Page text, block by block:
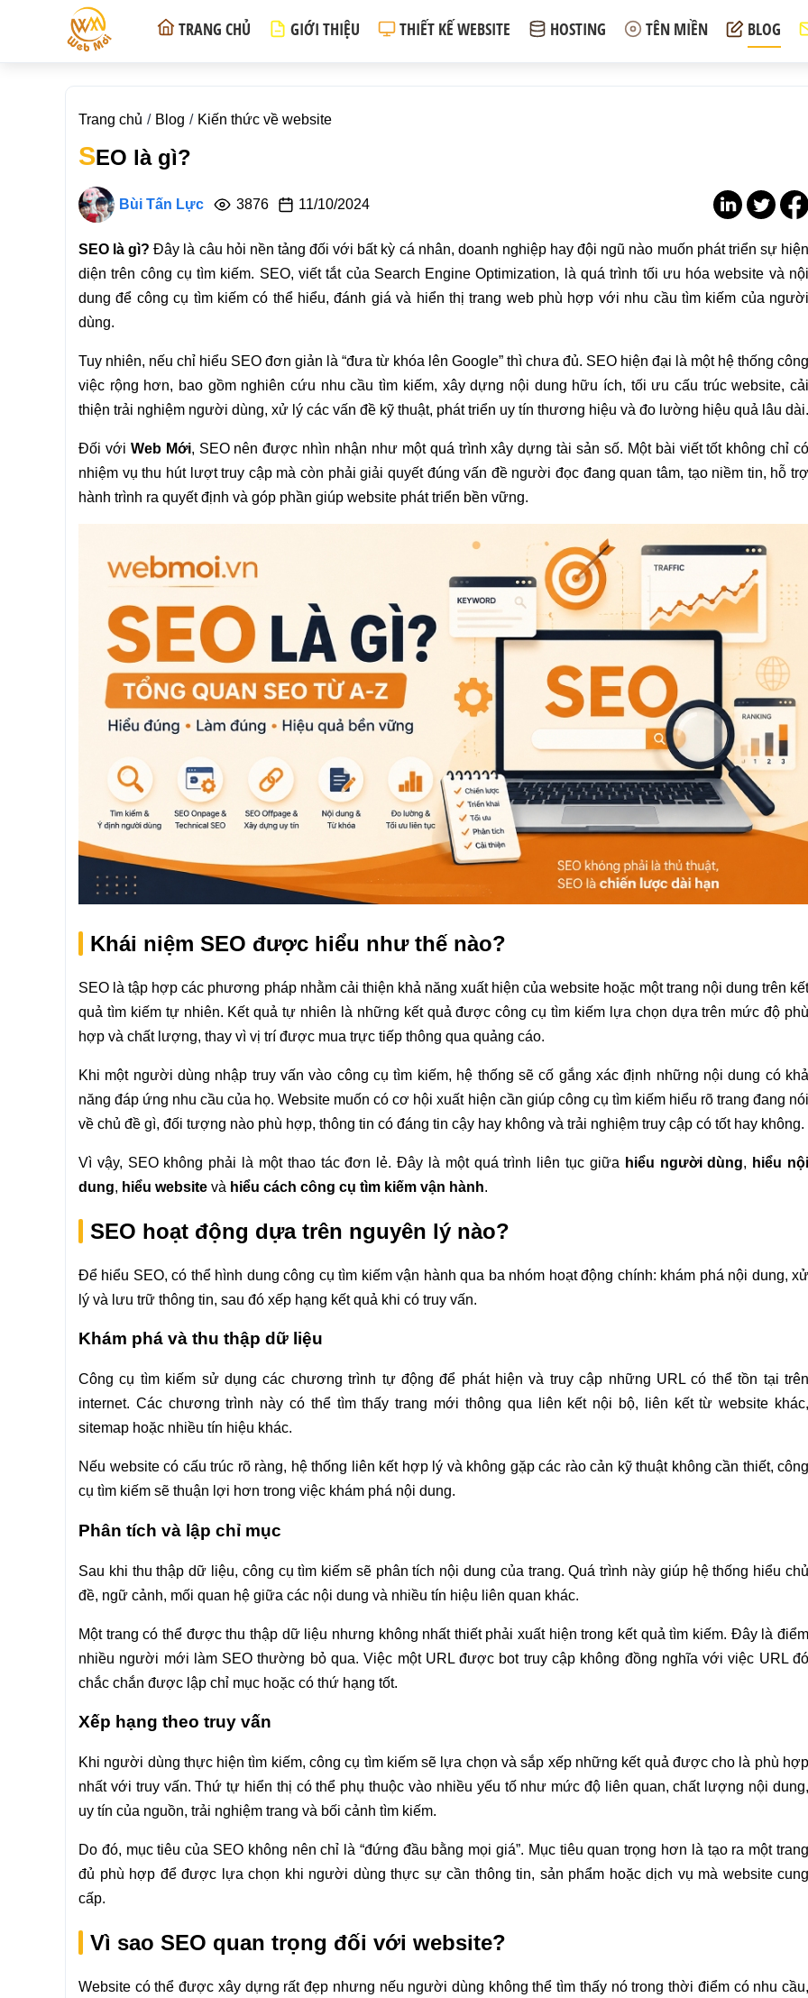
TRANG CHỦ GIỚI THIỆU THIẾT KẾ WEBSITE HOSTING TÊN MIỀN BLOG
Trang chủ Blog Kiến thức về website
SEO là gì?
Bùi Tấn Lực 3876 11/10/2024
SEO là gì? Đây là câu hỏi nền tảng đối với bất kỳ cá nhân, doanh nghiệp hay đội ngũ nào muốn phát triển sự hiện
diện trên công cụ tìm kiếm. SEO, viết tắt của Search Engine Optimization, là quá trình tối ưu hóa website và nội
dung để công cụ tìm kiếm có thể hiểu, đánh giá và hiển thị trang web phù hợp với nhu cầu tìm kiếm của người
dùng.
Tuy nhiên, nếu chỉ hiểu SEO đơn giản là “đưa từ khóa lên Google” thì chưa đủ. SEO hiện đại là một hệ thống công
việc rộng hơn, bao gồm nghiên cứu nhu cầu tìm kiếm, xây dựng nội dung hữu ích, tối ưu cấu trúc website, cải
thiện trải nghiệm người dùng, xử lý các vấn đề kỹ thuật, phát triển uy tín thương hiệu và đo lường hiệu quả lâu dài.
Đối với Web Mới, SEO nên được nhìn nhận như một quá trình xây dựng tài sản số. Một bài viết tốt không chỉ có
nhiệm vụ thu hút lượt truy cập mà còn phải giải quyết đúng vấn đề người đọc đang quan tâm, tạo niềm tin, hỗ trợ
hành trình ra quyết định và góp phần giúp website phát triển bền vững.
Khái niệm SEO được hiểu như thế nào?
SEO là tập hợp các phương pháp nhằm cải thiện khả năng xuất hiện của website hoặc một trang nội dung trên kết
quả tìm kiếm tự nhiên. Kết quả tự nhiên là những kết quả được công cụ tìm kiếm lựa chọn dựa trên mức độ phù
hợp và chất lượng, thay vì vị trí được mua trực tiếp thông qua quảng cáo.
Khi một người dùng nhập truy vấn vào công cụ tìm kiếm, hệ thống sẽ cố gắng xác định những nội dung có khả
năng đáp ứng nhu cầu của họ. Website muốn có cơ hội xuất hiện cần giúp công cụ tìm kiếm hiểu rõ trang đang nói
về chủ đề gì, đối tượng nào phù hợp, thông tin có đáng tin cậy hay không và trải nghiệm truy cập có tốt hay không.
Vì vậy, SEO không phải là một thao tác đơn lẻ. Đây là một quá trình liên tục giữa hiểu người dùng, hiểu nội
dung, hiểu website và hiểu cách công cụ tìm kiếm vận hành.
SEO hoạt động dựa trên nguyên lý nào?
Để hiểu SEO, có thể hình dung công cụ tìm kiếm vận hành qua ba nhóm hoạt động chính: khám phá nội dung, xử
lý và lưu trữ thông tin, sau đó xếp hạng kết quả khi có truy vấn.
Khám phá và thu thập dữ liệu
Công cụ tìm kiếm sử dụng các chương trình tự động để phát hiện và truy cập những URL có thể tồn tại trên
internet. Các chương trình này có thể tìm thấy trang mới thông qua liên kết nội bộ, liên kết từ website khác,
sitemap hoặc nhiều tín hiệu khác.
Nếu website có cấu trúc rõ ràng, hệ thống liên kết hợp lý và không gặp các rào cản kỹ thuật không cần thiết, công
cụ tìm kiếm sẽ thuận lợi hơn trong việc khám phá nội dung.
Phân tích và lập chỉ mục
Sau khi thu thập dữ liệu, công cụ tìm kiếm sẽ phân tích nội dung của trang. Quá trình này giúp hệ thống hiểu chủ
đề, ngữ cảnh, mối quan hệ giữa các nội dung và nhiều tín hiệu liên quan khác.
Một trang có thể được thu thập dữ liệu nhưng không nhất thiết phải xuất hiện trong kết quả tìm kiếm. Đây là điểm
nhiều người mới làm SEO thường bỏ qua. Việc một URL được bot truy cập không đồng nghĩa với việc URL đó
chắc chắn được lập chỉ mục hoặc có thứ hạng tốt.
Xếp hạng theo truy vấn
Khi người dùng thực hiện tìm kiếm, công cụ tìm kiếm sẽ lựa chọn và sắp xếp những kết quả được cho là phù hợp
nhất với truy vấn. Thứ tự hiển thị có thể phụ thuộc vào nhiều yếu tố như mức độ liên quan, chất lượng nội dung,
uy tín của nguồn, trải nghiệm trang và bối cảnh tìm kiếm.
Do đó, mục tiêu của SEO không nên chỉ là “đứng đầu bằng mọi giá”. Mục tiêu quan trọng hơn là tạo ra một trang
đủ phù hợp để được lựa chọn khi người dùng thực sự cần thông tin, sản phẩm hoặc dịch vụ mà website cung
cấp.
Vì sao SEO quan trọng đối với website?
Website có thể được xây dựng rất đẹp nhưng nếu người dùng không thể tìm thấy nó trong thời điểm có nhu cầu,